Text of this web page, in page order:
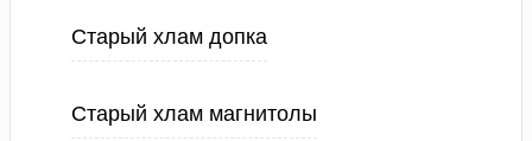
Старый хлам допка
Старый хлам магнитолы